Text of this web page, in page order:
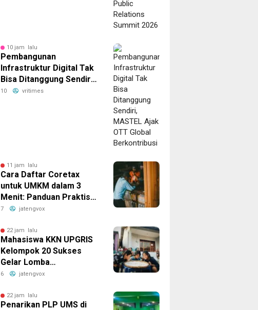
10 jam lalu
Pembangunan
Infrastruktur Digital Tak
Bisa Ditanggung Sendiri,
MASTEL Ajak OTT Global
10 vritimes
11 jam lalu
Cara Daftar Coretax
untuk UMKM dalam 3
Menit: Panduan Praktis
yang Bikin Bisnis Anda
7 jatengvox
22 jam lalu
Mahasiswa KKN UPGRIS
Kelompok 20 Sukses
Gelar Lomba
Kemerdekaan Penuh
Ambarawa
6 jatengvox
22 jam lalu
Penarikan PLP UMS di